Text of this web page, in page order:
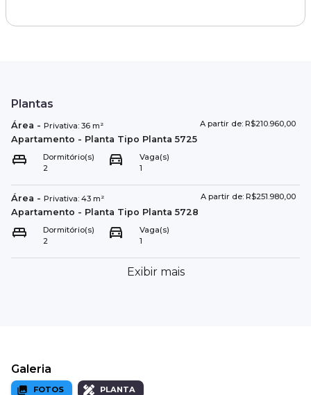
Plantas
Área - Privativa: 36 m² A partir de: R$210.960,00
Apartamento - Planta Tipo Planta 5725
Dormitório(s)
2
Vaga(s)
1
Área - Privativa: 43 m² A partir de: R$251.980,00
Apartamento - Planta Tipo Planta 5728
Dormitório(s)
2
Vaga(s)
1
Exibir mais
Galeria
FOTOS PLANTA